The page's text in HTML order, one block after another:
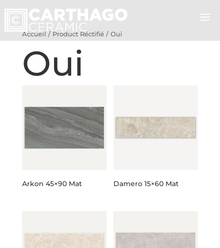
Accueil / Product Réctifié / Oui
Oui
Arkon 45×90 Mat Damero 15×60 Mat